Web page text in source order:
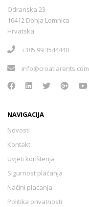
Odranska 23
10412 Donja Lomnica
Hrvatska
+385 99 3544440
info@croatiarents.com
NAVIGACIJA
Novosti
Kontakt
Uvjeti korištenja
Sigurnost plaćanja
Načini plaćanja
Politika privatnosti